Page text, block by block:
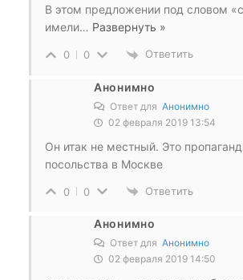
В этом предложении под словом
имели… Развернуть »
0 0 Ответить
Анонимно
Ответ для Анонимно
02 февраля 2019 13:54
Он итак не местный. Это
посольства в Москве
0 0 Ответить
Анонимно
Ответ для Анонимно
02 февраля 2019 14:50